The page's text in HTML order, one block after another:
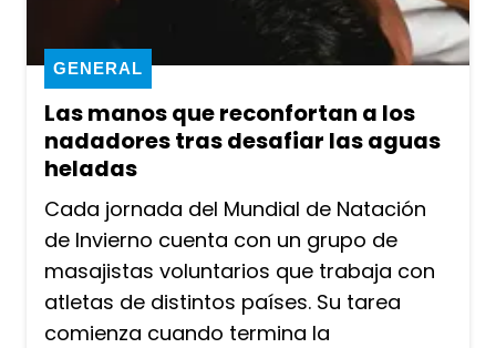
Las manos que reconfortan a los
nadadores tras desafiar las aguas
heladas
GENERAL
Cada jornada del Mundial de Natación
de Invierno cuenta con un grupo de
masajistas voluntarios que trabaja con
atletas de distintos países. Su tarea
comienza cuando termina la